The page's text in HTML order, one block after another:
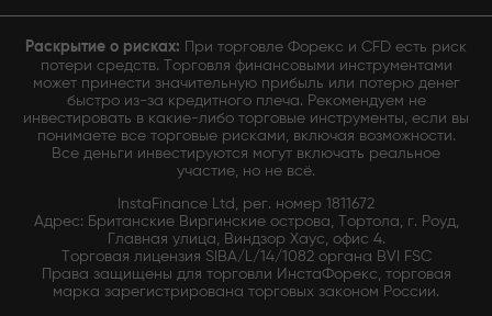
Раскрытие о рисках: При торговле Форекс и CFD есть риск
потери средств. Торговля финансовыми инструментами
может принести значительную прибыль или потерю денег
быстро из-за кредитного плеча. Рекомендуем не
инвестировать в какие-либо торговые инструменты, если вы
понимаете все торговые рисками, включая возможности.
Все деньги инвестируются могут включать реальное
участие, но не всё.
InstaFinance Ltd, рег. номер 1811672
Адрес: Британские Виргинские острова, Тортола, г. Роуд,
Главная улица, Виндзор Хаус, офис 4.
Торговая лицензия SIBA/L/14/1082 органа BVI FSC
Права защищены для торговли ИнстаФорекс, торговая
марка зарегистрирована торговых законом России.